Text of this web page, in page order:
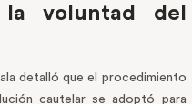
voluntad del
detalló que el procedimiento
cautelar se adoptó para